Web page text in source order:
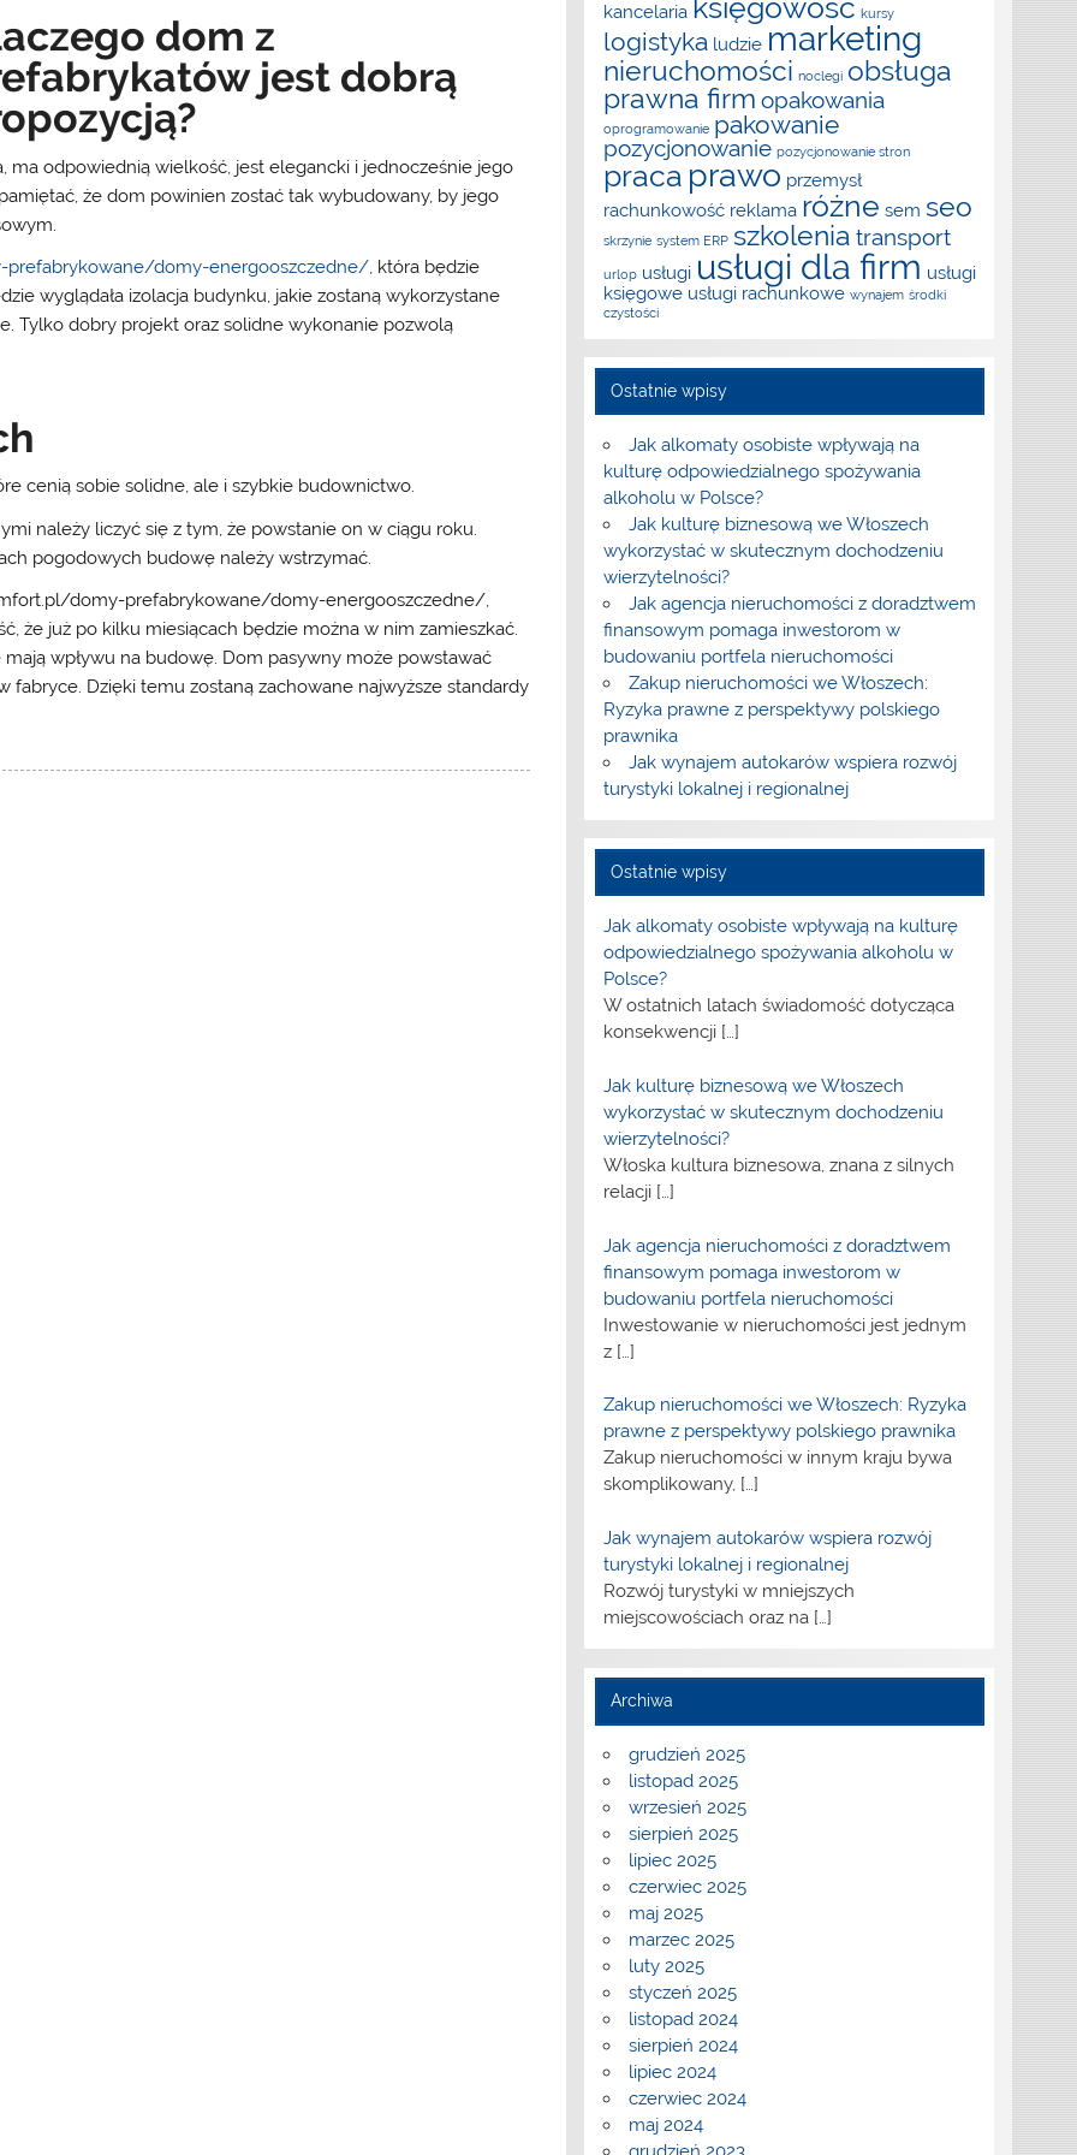
dom z
jest dobrą
odpowiednią wielkość, jest elegancki i jednocześnie jego
że dom powinien zostać tak wybudowany, by jego
domy-energooszczedne/, która będzie
wyglądała izolacja budynku, jakie zostaną wykorzystane
Tylko dobry projekt oraz solidne wykonanie pozwolą
cenią sobie solidne, ale i szybkie budownictwo.
należy liczyć się z tym, że powstanie on w ciągu roku.
pogodowych budowę należy wstrzymać.
domy-prefabrykowane/domy-energooszczedne/,
że już po kilku miesiącach będzie można w nim zamieszkać.
wpływu na budowę. Dom pasywny może powstawać
Dzięki temu zostaną zachowane najwyższe standardy
kancelaria kursy
logistyka ludzie marketing
nieruchomości noclegi obsługa
prawna firm opakowania
oprogramowanie pakowanie
pozycjonowanie pozycjonowanie stron
praca prawo przemysł
rachunkowość reklama różne sem seo
skrzynie system ERP szkolenia transport
urlop usługi usługi dla firm usługi
księgowe usługi rachunkowe wynajem środki
czystości
Ostatnie wpisy
Jak alkomaty osobiste wpływają na
kulturę odpowiedzialnego spożywania
alkoholu w Polsce?
Jak kulturę biznesową we Włoszech
wykorzystać w skutecznym dochodzeniu
wierzytelności?
Jak agencja nieruchomości z doradztwem
finansowym pomaga inwestorom w
budowaniu portfela nieruchomości
Zakup nieruchomości we Włoszech:
Ryzyka prawne z perspektywy polskiego
prawnika
Jak wynajem autokarów wspiera rozwój
turystyki lokalnej i regionalnej
Ostatnie wpisy
Jak alkomaty osobiste wpływają na kulturę
odpowiedzialnego spożywania alkoholu w
Polsce?
W ostatnich latach świadomość dotycząca
konsekwencji […]
Jak kulturę biznesową we Włoszech
wykorzystać w skutecznym dochodzeniu
wierzytelności?
Włoska kultura biznesowa, znana z silnych
relacji […]
Jak agencja nieruchomości z doradztwem
finansowym pomaga inwestorom w
budowaniu portfela nieruchomości
Inwestowanie w nieruchomości jest jednym
z […]
Zakup nieruchomości we Włoszech: Ryzyka
prawne z perspektywy polskiego prawnika
Zakup nieruchomości w innym kraju bywa
skomplikowany, […]
Jak wynajem autokarów wspiera rozwój
turystyki lokalnej i regionalnej
Rozwój turystyki w mniejszych
miejscowościach oraz na […]
Archiwa
grudzień 2025
listopad 2025
wrzesień 2025
sierpień 2025
lipiec 2025
czerwiec 2025
maj 2025
marzec 2025
luty 2025
styczeń 2025
listopad 2024
sierpień 2024
lipiec 2024
czerwiec 2024
maj 2024